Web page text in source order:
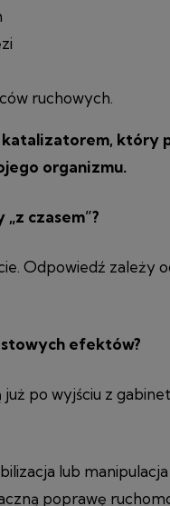
ruchowych.
katalizatorem, który
organizmu.
czasem”?
Odpowiedź zależy
efektów?
po wyjściu z
lub
poprawę